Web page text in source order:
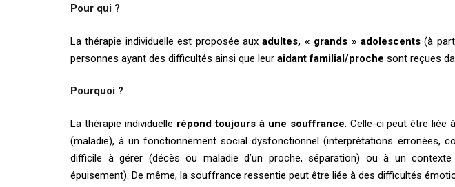
Pour qui ?
La thérapie individuelle est proposée auxadultes, « grands » adolescents(à
personnes ayant des difficultés ainsi que leur aidant familial/proche sont reçues
Pourquoi ?
La thérapie individuelle répond toujours à une souffrance . Celle-ci peut être liée
(maladie), à un fonctionnement social dysfonctionnel (interprétations erronées,
difficile à gérer (décès ou maladie d’un proche, séparation) ou à un
épuisement). De même, la souffrance ressentie peut être liée à des difficultés